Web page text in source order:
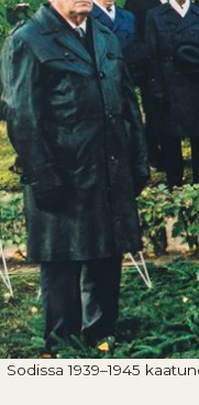
Sodissa 1939–1945